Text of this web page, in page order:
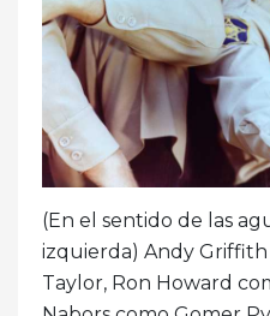
(En el sentido de las
izquierda) Andy
Taylor, Ron Howard